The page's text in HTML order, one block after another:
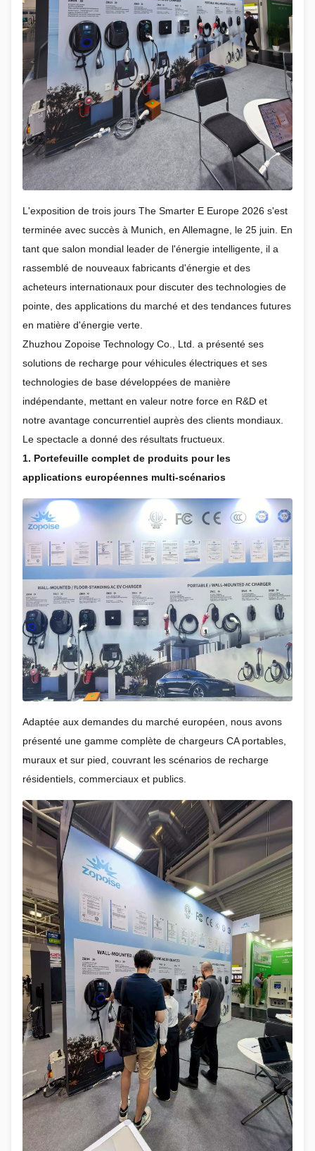
L'exposition de trois jours The Smarter E Europe 2026 s'est
terminée avec succès à Munich, en Allemagne, le 25 juin. En
tant que salon mondial leader de l'énergie intelligente, il a
rassemblé de nouveaux fabricants d'énergie et des
acheteurs internationaux pour discuter des technologies de
pointe, des applications du marché et des tendances futures
en matière d'énergie verte.
Zhuzhou Zopoise Technology Co., Ltd. a présenté ses
solutions de recharge pour véhicules électriques et ses
technologies de base développées de manière
indépendante, mettant en valeur notre force en R&D et
notre avantage concurrentiel auprès des clients mondiaux.
Le spectacle a donné des résultats fructueux.
1. Portefeuille complet de produits pour les
applications européennes multi-scénarios
Adaptée aux demandes du marché européen, nous avons
présenté une gamme complète de chargeurs CA portables,
muraux et sur pied, couvrant les scénarios de recharge
résidentiels, commerciaux et publics.